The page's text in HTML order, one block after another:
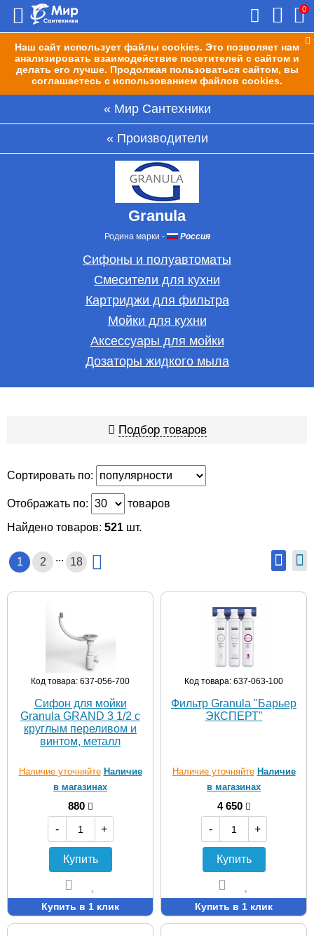
Наш сайт использует файлы cookies. Это позволяет нам
анализировать взаимодействие посетителей с сайтом и
делать его лучше. Продолжая пользоваться сайтом, вы
соглашаетесь с использованием файлов cookies.
0
Мир Сантехники
Производители
Granula
Родина марки - Россия
Сифоны и полуавтоматы
Смесители для кухни
Картриджи для фильтра
Мойки для кухни
Аксессуары для мойки
Дозаторы жидкого мыла
Подбор товаров
Сортировать по:
Отображать по:
товаров
Найдено товаров: 521 шт.
1 2 ... 18
Код товара: 637-056-700
Сифон для мойки
Granula GRAND 3 1/2 с
круглым переливом и
винтом, металл
Наличие уточняйте Наличие
в магазинах
880
-
+
Купить
Купить в 1 клик
Код товара: 637-063-100
Фильтр Granula "Барьер
ЭКСПЕРТ"
Наличие уточняйте Наличие
в магазинах
4 650
-
+
Купить
Купить в 1 клик